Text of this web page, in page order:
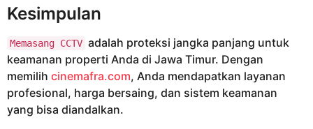
Kesimpulan
Memasang CCTV adalah proteksi jangka panjang untuk
keamanan properti Anda di Jawa Timur. Dengan
memilih cinemafra.com, Anda mendapatkan layanan
profesional, harga bersaing, dan sistem keamanan
yang bisa diandalkan.